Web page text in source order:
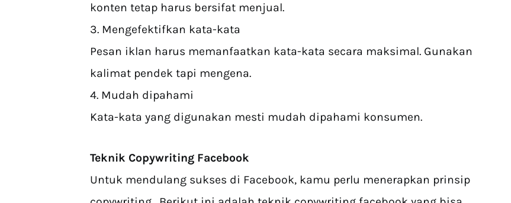
konten tetap harus bersifat menjual.
3. Mengefektifkan kata-kata
Pesan iklan harus memanfaatkan kata-kata secara maksimal. Gunakan
kalimat pendek tapi mengena.
4. Mudah dipahami
Kata-kata yang digunakan mesti mudah dipahami konsumen.
Teknik Copywriting Facebook
Untuk mendulang sukses di Facebook, kamu perlu menerapkan prinsip